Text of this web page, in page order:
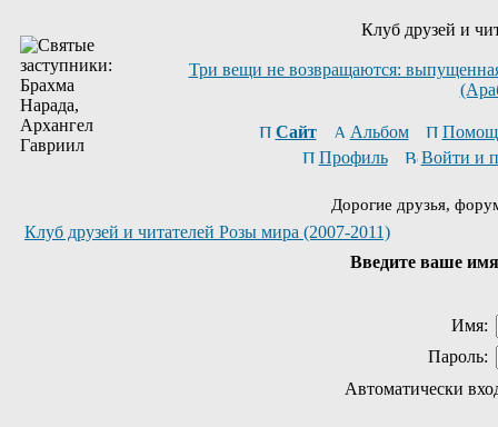
Клуб друзей и
Три вещи не возвращаются:
Сайт Альбом
Профиль
Войти и
Дорогие друзья,
Клуб друзей и читателей Розы мира (2007-2011)
Введите ваше
Имя:
Пароль:
Автоматически